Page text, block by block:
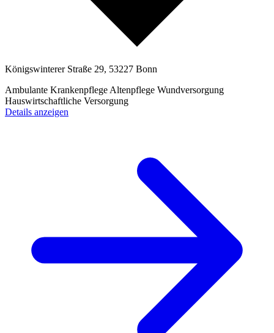
Königswinterer Straße 29, 53227 Bonn
Ambulante Krankenpflege Altenpflege Wundversorgung
Hauswirtschaftliche Versorgung
Details anzeigen